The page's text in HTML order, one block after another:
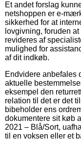
Et andet forslag
netshoppen er e-
sikkerhed for at
lovgivning, foruden
revideres af
mulighed for
af dit indkøb.
Endvidere anbefales
aktuelle
eksempel den
relation til det er det
bibeholder ens
dokumentere sit køb
2021 – Blå/Sort,
til en voksen eller et